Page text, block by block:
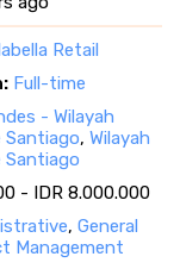
Retail
Full-time
- Wilayah
Santiago, Wilayah
Santiago
- IDR 8.000.000
, General
Management